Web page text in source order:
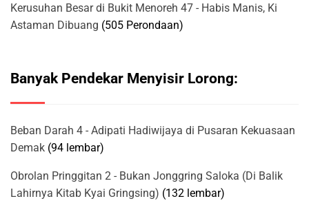
Kerusuhan Besar di Bukit Menoreh 47 - Habis Manis, Ki
Astaman Dibuang (505 Perondaan)
Banyak Pendekar Menyisir Lorong:
Beban Darah 4 - Adipati Hadiwijaya di Pusaran Kekuasaan
Demak (94 lembar)
Obrolan Pringgitan 2 - Bukan Jonggring Saloka (Di Balik
Lahirnya Kitab Kyai Gringsing) (132 lembar)